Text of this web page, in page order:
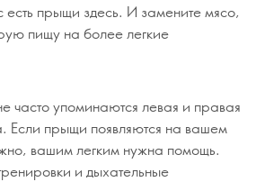
есть прыщи здесь. И замените мясо,
пищу на более легкие
часто упоминаются левая и правая
Если прыщи появляются на вашем
вашим легким нужна помощь.
и дыхательные